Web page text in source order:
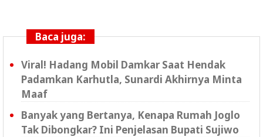
Baca juga:
Viral! Hadang Mobil Damkar Saat Hendak
Padamkan Karhutla, Sunardi Akhirnya Minta
Maaf
Banyak yang Bertanya, Kenapa Rumah Joglo
Tak Dibongkar? Ini Penjelasan Bupati Sujiwo